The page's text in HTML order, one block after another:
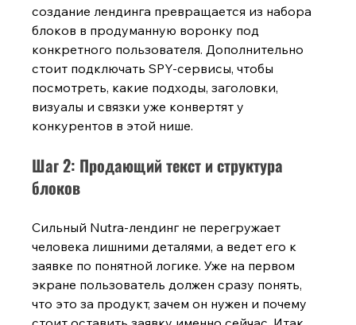
создание лендинга превращается из набора
блоков в продуманную воронку под
конкретного пользователя. Дополнительно
стоит подключать SPY-сервисы, чтобы
посмотреть, какие подходы, заголовки,
визуалы и связки уже конвертят у
конкурентов в этой нише.
Шаг 2: Продающий текст и структура
блоков
Сильный Nutra-лендинг не перегружает
человека лишними деталями, а ведет его к
заявке по понятной логике. Уже на первом
экране пользователь должен сразу понять,
что это за продукт, зачем он нужен и почему